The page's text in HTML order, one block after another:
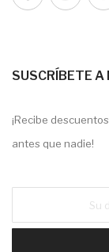
SUSCRÍBETE
¡Recibe
antes que nadie!